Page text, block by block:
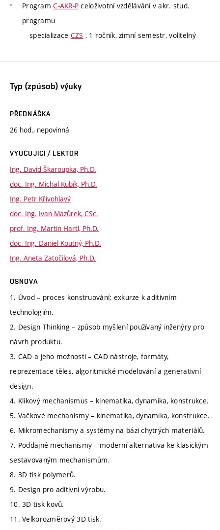
ProgramC-AKR-P celoživotní vzdělávání v akr. stud.
programu
specializace CZS , 1 ročník, zimní semestr, volitelný
Typ (způsob) výuky
PŘEDNÁŠKA
26 hod., nepovinná
VYUČUJÍCÍ / LEKTOR
Ing. David Škaroupka, Ph.D.
doc. Ing. Michal Kubík, Ph.D.
Ing. Petr Křivohlavý
doc. Ing. Ivan Mazůrek, CSc.
prof. Ing. Martin Hartl, Ph.D.
doc. Ing. Daniel Koutný, Ph.D.
Ing. Aneta Zatočilová, Ph.D.
OSNOVA
1. Úvod – proces konstruování; exkurze k aditivním
technologiím.
2. Design Thinking – způsob myšlení používaný inženýry pro
návrh produktu.
3. CAD a jeho možnosti – CAD nástroje, formáty,
reprezentace těles, algoritmické modelování a generativní
design.
4. Klikový mechanismus – kinematika, dynamika, konstrukce.
5. Vačkové mechanismy – kinematika, dynamika, konstrukce.
6. Mikromechanismy a systémy na bázi chytrých materiálů.
7. Poddajné mechanismy – moderní alternativa ke klasickým
sestavovaným mechanismům.
8. 3D tisk polymerů.
9. Design pro aditivní výrobu.
10. 3D tisk kovů.
11. Velkorozměrový 3D tisk.